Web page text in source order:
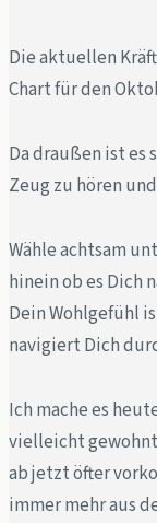
Die aktuellen
Chart für den
Da draußen ist es
Zeug zu hören
Wähle achtsam
hinein ob es Dich
Dein Wohlgefühl
navigiert Dich
Ich mache es
vielleicht gewohnt
ab jetzt öfter
immer mehr aus